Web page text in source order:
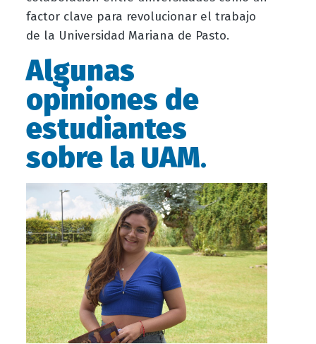
factor clave para revolucionar el trabajo
de la Universidad Mariana de Pasto.
Algunas
opiniones de
estudiantes
sobre la UAM.